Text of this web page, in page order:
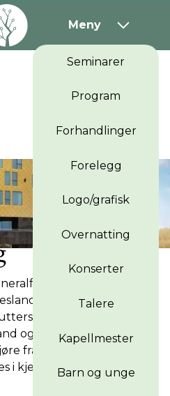
Meny
Seminarer
Program
Forhandlinger
Forelegg
Logo/grafisk
Overnatting
Konserter
Talere
Kapellmester
Barn og unge
2026
Airport. Hotellet
spasertur unna
og Bybanen til Bergen.
fra Bergen sentrum.
i kjelleren og i nærheten